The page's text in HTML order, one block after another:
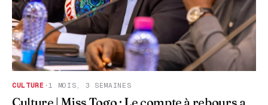
CULTURE ·1 MOIS, 3 SEMAINES